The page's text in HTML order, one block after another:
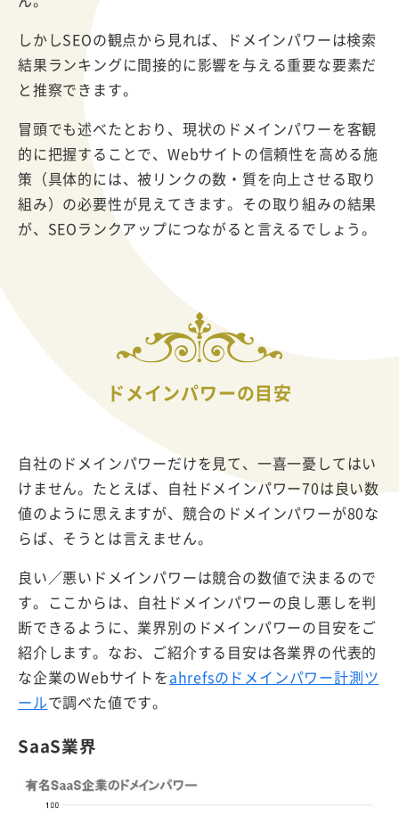
しかしSEOの観点から見れば、ドメインパワーは検索
結果ランキングに間接的に影響を与える重要な要素だ
と推察できます。
冒頭でも述べたとおり、現状のドメインパワーを客観
的に把握することで、Webサイトの信頼性を高める施
策（具体的には、被リンクの数・質を向上させる取り
組み）の必要性が見えてきます。その取り組みの結果
が、SEOランクアップにつながると言えるでしょう。
ドメインパワーの目安
自社のドメインパワーだけを見て、一喜一憂してはい
けません。たとえば、自社ドメインパワー70は良い数
値のように思えますが、競合のドメインパワーが80な
らば、そうとは言えません。
良い／悪いドメインパワーは競合の数値で決まるので
す。ここからは、自社ドメインパワーの良し悪しを判
断できるように、業界別のドメインパワーの目安をご
紹介します。なお、ご紹介する目安は各業界の代表的
な企業のWebサイトをahrefsのドメインパワー計測ツ
ールで調べた値です。
SaaS業界